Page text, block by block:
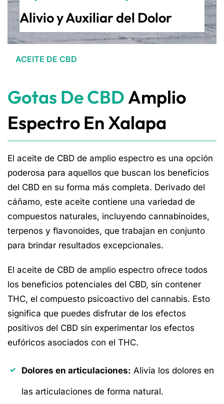
Alivio y Auxiliar del Dolor
ACEITE DE CBD
Gotas De CBDAmplio
Espectro En Xalapa
El aceite de CBD de amplio espectro es una opción
poderosa para aquellos que buscan los beneficios
del CBD en su forma más completa. Derivado del
cáñamo, este aceite contiene una variedad de
compuestos naturales, incluyendo cannabinoides,
terpenos y flavonoides, que trabajan en conjunto
para brindar resultados excepcionales.
El aceite de CBD de amplio espectro ofrece todos
los beneficios potenciales del CBD, sin contener
THC, el compuesto psicoactivo del cannabis. Esto
significa que puedes disfrutar de los efectos
positivos del CBD sin experimentar los efectos
eufóricos asociados con el THC.
Dolores en articulaciones: Alivia los dolores en
las articulaciones de forma natural.